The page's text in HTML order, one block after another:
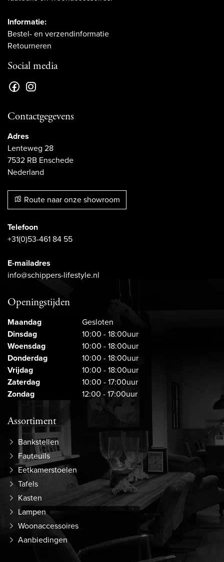
Informatie:
Bestel- en verzendinformatie
Retourneren
Social media
Contactgegevens
Adres
Lenteweg 28
7532 RB Enschede
Nederland
Route naar onze showroom
Telefoon
+31(0)53-461 84 55
E-mailadres
info@schippers-lifestyle.nl
Openingstijden
Maandag
Gesloten
Dinsdag
10:00 - 18:00uur
Woensdag
10:00 - 18:00uur
Donderdag
10:00 - 18:00uur
Vrijdag
10:00 - 18:00uur
Zaterdag
10:00 - 17:00uur
Zondag
12:00 - 17:00uur
Assortiment
Bankstellen
Fauteuils
Eetkamerstoelen
Tafels
Kasten
Lampen
Woonaccessoires
Aanbiedingen